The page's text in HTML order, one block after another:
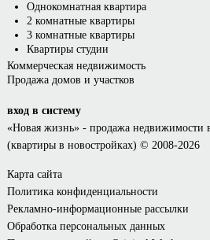
Однокомнатная квартира
2 комнатные квартиры
3 комнатные квартиры
Квартиры студии
Коммерческая недвижимость
Продажа домов и участков
вход в систему
«Новая жизнь»- продажа недвижимости
(квартиры в новостройках) © 2008-2026
Карта сайта
Политика конфиденциальности
Рекламно-информационные рассылки
Обработка персональных данных